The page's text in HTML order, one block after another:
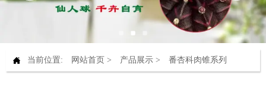
 当前位置: 网站首页 > 产品展示 > 番杏科肉锥系列